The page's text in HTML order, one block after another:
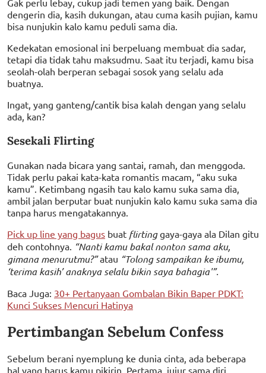
Gak perlu lebay, cukup jadi temen yang baik. Dengan
dengerin dia, kasih dukungan, atau cuma kasih pujian, kamu
bisa nunjukin kalo kamu peduli sama dia.
Kedekatan emosional ini berpeluang membuat dia sadar,
tetapi dia tidak tahu maksudmu. Saat itu terjadi, kamu bisa
seolah-olah berperan sebagai sosok yang selalu ada
buatnya.
Ingat, yang ganteng/cantik bisa kalah dengan yang selalu
ada, kan?
Sesekali Flirting
Gunakan nada bicara yang santai, ramah, dan menggoda.
Tidak perlu pakai kata-kata romantis macam, “aku suka
kamu”. Ketimbang ngasih tau kalo kamu suka sama dia,
ambil jalan berputar buat nunjukin kalo kamu suka sama dia
tanpa harus mengatakannya.
Pick up line yang bagus buat flirtinggaya-gaya ala Dilan gitu
deh contohnya. “Nanti kamu bakal nonton sama aku,
gimana menurutmu?”atau “Tolong sampaikan ke ibumu,
‘terima kasih’ anaknya selalu bikin saya bahagia'”.
Baca Juga: 30+ Pertanyaan Gombalan Bikin Baper PDKT:
Kunci Sukses Mencuri Hatinya
Pertimbangan Sebelum Confess
Sebelum berani nyemplung ke dunia cinta, ada beberapa
hal yang harus kamu pikirin. Pertama, jujur sama diri